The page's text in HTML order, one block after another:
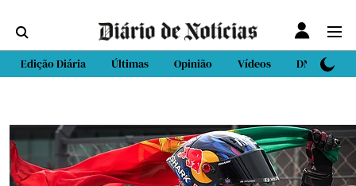
Edição Diária Últimas Opinião Vídeos DN Sport